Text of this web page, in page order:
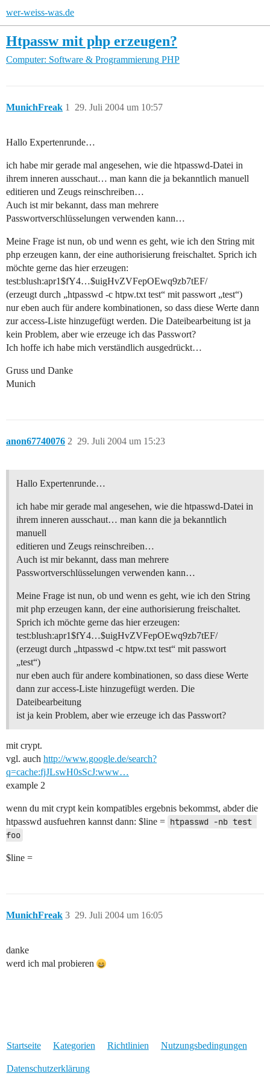
wer-weiss-was.de
Htpassw mit php erzeugen?
Computer: Software & Programmierung PHP
MunichFreak 29. Juli 2004 um 10:57
1
Hallo Expertenrunde…
ich habe mir gerade mal angesehen, wie die htpasswd-Datei in
ihrem inneren ausschaut… man kann die ja bekanntlich manuell
editieren und Zeugs reinschreiben…
Auch ist mir bekannt, dass man mehrere
Passwortverschlüsselungen verwenden kann…
Meine Frage ist nun, ob und wenn es geht, wie ich den String mit
php erzeugen kann, der eine authorisierung freischaltet. Sprich ich
möchte gerne das hier erzeugen:
test:blush:apr1$fY4…$uigHvZVFepOEwq9zb7tEF/
(erzeugt durch „htpasswd -c htpw.txt test“ mit passwort „test“)
nur eben auch für andere kombinationen, so dass diese Werte dann
zur access-Liste hinzugefügt werden. Die Dateibearbeitung ist ja
kein Problem, aber wie erzeuge ich das Passwort?
Ich hoffe ich habe mich verständlich ausgedrückt…
Gruss und Danke
Munich
anon67740076 29. Juli 2004 um 15:23
2
Hallo Expertenrunde…
ich habe mir gerade mal angesehen, wie die htpasswd-Datei in
ihrem inneren ausschaut… man kann die ja bekanntlich
manuell
editieren und Zeugs reinschreiben…
Auch ist mir bekannt, dass man mehrere
Passwortverschlüsselungen verwenden kann…
Meine Frage ist nun, ob und wenn es geht, wie ich den String
mit php erzeugen kann, der eine authorisierung freischaltet.
Sprich ich möchte gerne das hier erzeugen:
test:blush:apr1$fY4…$uigHvZVFepOEwq9zb7tEF/
(erzeugt durch „htpasswd -c htpw.txt test“ mit passwort
„test“)
nur eben auch für andere kombinationen, so dass diese Werte
dann zur access-Liste hinzugefügt werden. Die
Dateibearbeitung
ist ja kein Problem, aber wie erzeuge ich das Passwort?
mit crypt.
vgl. auch http://www.google.de/search?
q=cache:fjJLswH0sScJ:www…
example 2
wenn du mit crypt kein kompatibles ergebnis bekommst, abder die
htpasswd ausfuehren kannst dann: $line = htpasswd -nb test
foo
$line =
MunichFreak 29. Juli 2004 um 16:05
3
danke
werd ich mal probieren
Startseite Kategorien Richtlinien Nutzungsbedingungen
Datenschutzerklärung